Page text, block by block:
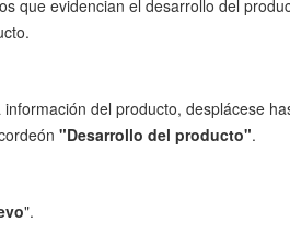
que evidencian el desarrollo del
del producto, desplácese
"Desarrollo del producto".
".